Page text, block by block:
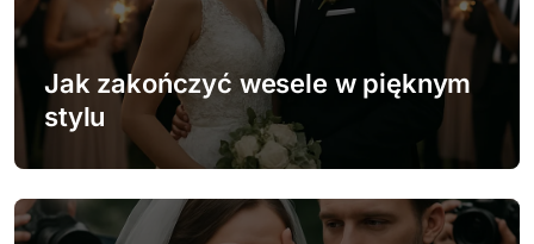
a
w
p
i
s
Jak zakończyć wesele w pięknym
stylu